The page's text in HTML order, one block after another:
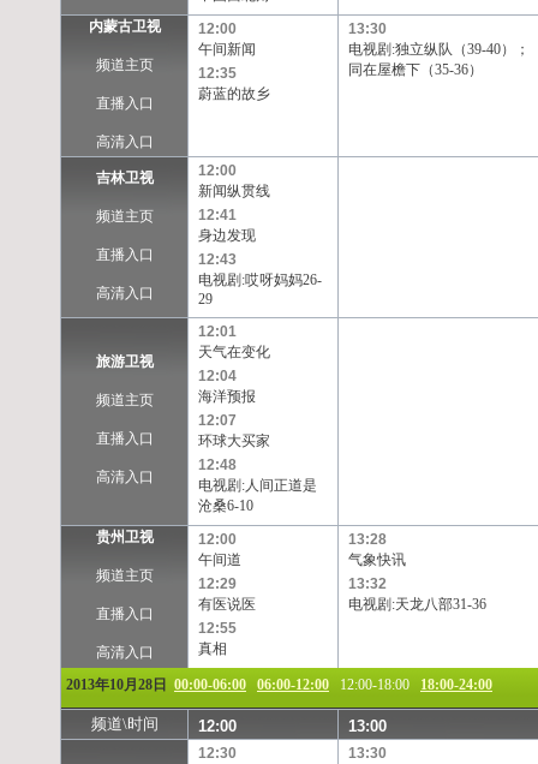
内蒙古卫视
频道主页
直播入口
高清入口
12:00
午间新闻
12:35
蔚蓝的故乡
13:30
电视剧:独立纵队（39-40）；
同在屋檐下（35-36）
吉林卫视
频道主页
直播入口
高清入口
12:00
新闻纵贯线
12:41
身边发现
12:43
电视剧:哎呀妈妈26-
29
旅游卫视
频道主页
直播入口
高清入口
12:01
天气在变化
12:04
海洋预报
12:07
环球大买家
12:48
电视剧:人间正道是
沧桑6-10
贵州卫视
频道主页
直播入口
高清入口
12:00
午间道
12:29
有医说医
12:55
真相
13:28
气象快讯
13:32
电视剧:天龙八部31-36
2013年10月28日 00:00-06:00 06:00-12:00 12:00-18:00 18:00-24:00
频道\时间 12:00 13:00
12:30
13:30